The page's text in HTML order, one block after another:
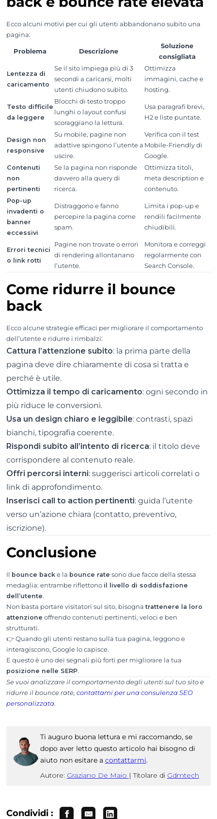
Ecco alcuni motivi per cui gli utenti abbandonano subito una
pagina:
Problema Descrizione
Soluzione
consigliata
Lentezza di
caricamento
Se il sito impiega più di 3
secondi a caricarsi, molti
utenti chiudono subito.
Ottimizza
immagini, cache e
hosting.
Testo difficile
da leggere
Blocchi di testo troppo
lunghi o layout confusi
scoraggiano la lettura.
Usa paragrafi brevi,
H2 e liste puntate.
Design non
responsive
Su mobile, pagine non
adattive spingono l’utente a
uscire.
Verifica con il test
Mobile-Friendly di
Google.
Contenuti
non
pertinenti
Se la pagina non risponde
davvero alla query di
ricerca.
Ottimizza titoli,
meta description e
contenuto.
Pop-up
invadenti o
banner
eccessivi
Distraggono e fanno
percepire la pagina come
spam.
Limita i pop-up e
rendili facilmente
chiudibili.
Errori tecnici
o link rotti
Pagine non trovate o errori
di rendering allontanano
l’utente.
Monitora e correggi
regolarmente con
Search Console.
Come ridurre il bounce
back
Ecco alcune strategie efficaci per migliorare il comportamento
dell’utente e ridurre i rimbalzi:
Cattura l’attenzione subito: la prima parte della
pagina deve dire chiaramente di cosa si tratta e
perché è utile.
Ottimizza il tempo di caricamento: ogni secondo in
più riduce le conversioni.
Usa un design chiaro e leggibile: contrasti, spazi
bianchi, tipografia coerente.
Rispondi subito all’intento di ricerca: il titolo deve
corrispondere al contenuto reale.
Offri percorsi interni: suggerisci articoli correlati o
link di approfondimento.
Inserisci call to action pertinenti: guida l’utente
verso un’azione chiara (contatto, preventivo,
iscrizione).
Conclusione
Il bounce backe la bounce rate sono due facce della stessa
medaglia: entrambe riflettono il livello di soddisfazione
dell’utente.
Non basta portare visitatori sul sito, bisognatrattenere la loro
attenzione offrendo contenuti pertinenti, veloci e ben
strutturati.
👉 Quando gli utenti restano sulla tua pagina, leggono e
interagiscono, Google lo capisce.
E questo è uno dei segnali più forti per migliorare la tua
posizione nelle SERP.
Se vuoi analizzare il comportamento degli utenti sul tuo sito e
ridurre il bounce rate, contattami per una consulenza SEO
personalizzata.
Ti auguro buona lettura e mi raccomando, se
dopo aver letto questo articolo hai bisogno di
aiuto non esitare a contattarmi.
Autore: Graziano De Maio | Titolare di Gdmtech
Condividi :